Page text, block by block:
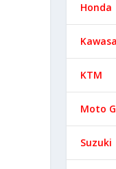
Honda
KTM
Moto
Suzuki